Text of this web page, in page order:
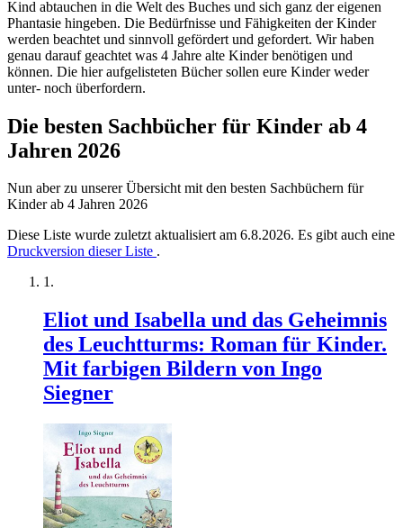
Kind abtauchen in die Welt des Buches und sich ganz der eigenen
Phantasie hingeben. Die Bedürfnisse und Fähigkeiten der Kinder
werden beachtet und sinnvoll gefördert und gefordert. Wir haben
genau darauf geachtet was 4 Jahre alte Kinder benötigen und
können. Die hier aufgelisteten Bücher sollen eure Kinder weder
unter- noch überfordern.
Die besten Sachbücher für Kinder ab 4
Jahren 2026
Nun aber zu unserer Übersicht mit den besten Sachbüchern für
Kinder ab 4 Jahren 2026
Diese Liste wurde zuletzt aktualisiert am 6.8.2026. Es gibt auch eine
Druckversion dieser Liste .
Eliot und Isabella und das Geheimnis
des Leuchtturms: Roman für Kinder.
Mit farbigen Bildern von Ingo
Siegner